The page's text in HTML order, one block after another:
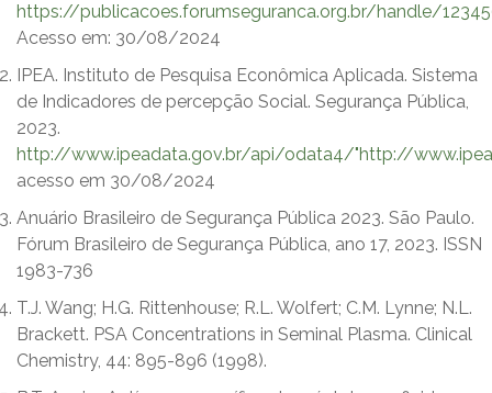
https://publicacoes.forumseguranca.org.br/handle/
Acesso em: 30/08/2024
IPEA. Instituto de Pesquisa Econômica Aplicada. Sistema
de Indicadores de percepção Social. Segurança Pública,
2023.
http://www.ipeadata.gov.br/api/odata4/"http://
acesso em 30/08/2024
Anuário Brasileiro de Segurança Pública 2023. São Paulo.
Fórum Brasileiro de Segurança Pública, ano 17, 2023. ISSN
1983-736
T.J. Wang; H.G. Rittenhouse; R.L. Wolfert; C.M. Lynne; N.L.
Brackett. PSA Concentrations in Seminal Plasma. Clinical
Chemistry, 44: 895-896 (1998).